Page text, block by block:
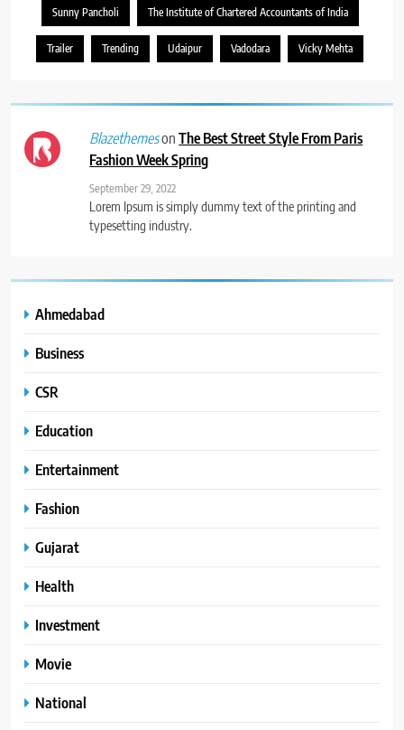
Sunny Pancholi The Institute of Chartered Accountants of India
Trailer Trending Udaipur Vadodara Vicky Mehta
BlazethemesonThe Best Street Style From Paris
Fashion Week Spring
September 29, 2022
Lorem Ipsum is simply dummy text of the printing and
typesetting industry.
Ahmedabad
Business
CSR
Education
Entertainment
Fashion
Gujarat
Health
Investment
Movie
National